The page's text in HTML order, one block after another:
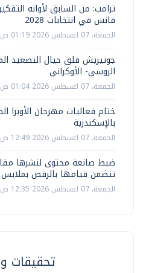
ترامب: من السابق لأوانه
فانس في انتخابات 2028
الجمعة، 07 اغسطس 2026 01:19 ص
جوتيريش قلق حيال التصعيد
الروسي- الأوكراني
الجمعة، 07 اغسطس 2026 01:04 ص
ختام فعاليات مهرجان الأوبرا
بالإسكندرية
الجمعة، 07 اغسطس 2026 12:49 ص
ضبط صانعة محتوى لنشرها
تتضمن قيامها بالرقص بملابس
الجمعة، 07 اغسطس 2026 12:35 ص
تحقيقات